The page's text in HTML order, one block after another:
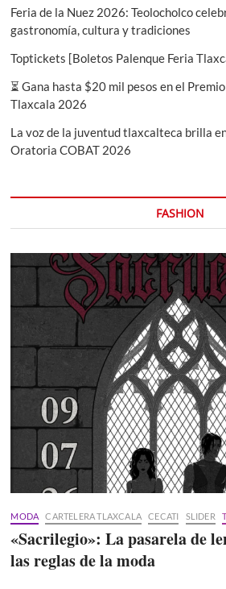
Feria de la Nuez 2026: Teolocholco
gastronomía, cultura y tradiciones
Toptickets [Boletos Palenque Feria
⏳ Gana hasta $20 mil pesos en el
Tlaxcala 2026
La voz de la juventud tlaxcalteca brilla
Oratoria COBAT 2026
FASHION
MODA CARTELERA TLAXCALA CECATI SLIDER
«Sacrilegio»: La pasarela de
las reglas de la moda